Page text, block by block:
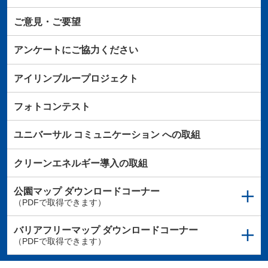
ご意見・ご要望
アンケートにご協力ください
アイリンブループロジェクト
フォトコンテスト
ユニバーサルコミュニケーションへの取組
クリーンエネルギー導入の取組
公園マップダウンロードコーナー
（PDFで取得できます）
バリアフリーマップダウンロードコーナー
（PDFで取得できます）